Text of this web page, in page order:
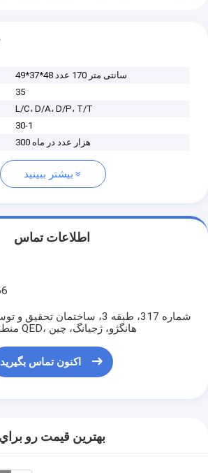
49*37*48 سانتی متر 170 عدد
35
L/C، D/A، D/P، T/T
30-1
300 هزار عدد در ماه
بیشتر ببینید
اطلاعات تماس
Shunfeng، منطقه QED، هانگژو، ژجیانگ، چین
اکنون تماس بگیرید
بهترين قيمت رو براي